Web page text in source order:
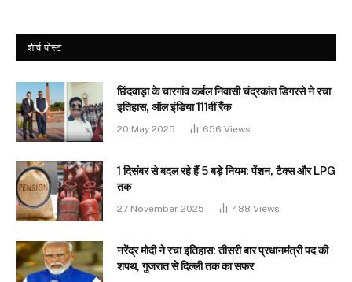
शीर्ष पोस्ट
छिंदवाड़ा के चारगांव कर्बल निवासी चंद्रकांत डिगरसे ने रचा
इतिहास, ऑल इंडिया 111वीं रैंक
20 May 2025 656 Views
1 दिसंबर से बदल रहे हैं 5 बड़े नियम: पेंशन, टैक्स और LPG
तक
27 November 2025 488 Views
नरेंद्र मोदी ने रचा इतिहास: तीसरी बार प्रधानमंत्री पद की
शपथ, गुजरात से दिल्ली तक का सफर